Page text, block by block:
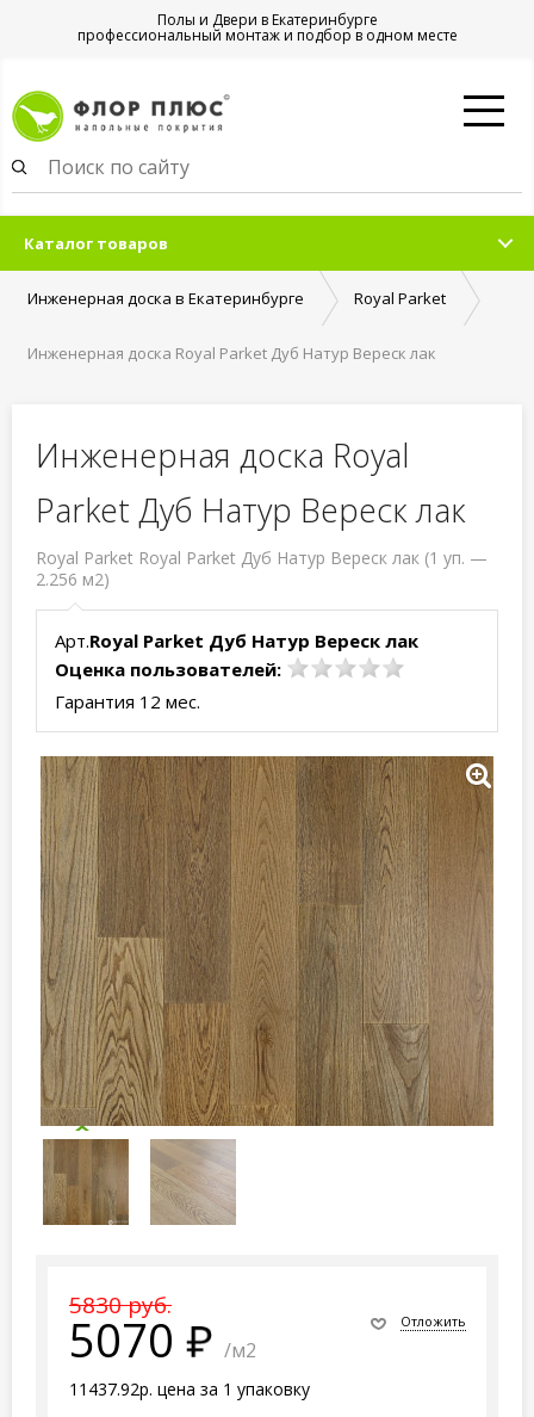
Полы и Двери в Екатеринбурге
профессиональный монтаж и подбор в одном месте
Каталог товаров
Инженерная доска в Екатеринбурге Royal Parket
Инженерная доска Royal Parket Дуб Натур Вереск лак
Инженерная доска Royal
Parket Дуб Натур Вереск лак
Royal Parket Royal Parket Дуб Натур Вереск лак (1 уп. —
2.256 м2)
Арт.Royal Parket Дуб Натур Вереск лак
Оценка пользователей:
Гарантия 12 мес.
5830 руб.
5070 /м2
11437.92р. цена за 1 упаковку
Отложить